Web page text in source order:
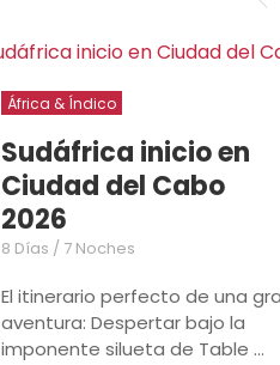
África & Índico
Sudáfrica inicio en
Ciudad del Cabo
2026
8 Días / 7 Noches
El itinerario perfecto de una
aventura: Despertar bajo la
imponente silueta de Table ...